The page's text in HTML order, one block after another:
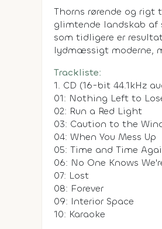
Thorns rørende og rigt
glimtende landskab af
som tidligere er
lydmæssigt moderne,
Trackliste:
1. CD (16-bit 44.1kHz
01: Nothing Left to
02: Run a Red Light
03: Caution to the
04: When You Mess Up
05: Time and Time
06: No One Knows
07: Lost
08: Forever
09: Interior Space
10: Karaoke